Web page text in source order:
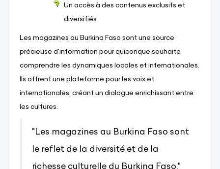
Un accès à des contenus exclusifs et
diversifiés
Les magazines au Burkina Faso sont une source
précieuse d'information pour quiconque souhaite
comprendre les dynamiques locales et internationales.
Ils offrent une plateforme pour les voix et
internationales, créant un dialogue enrichissant entre
les cultures.
"Les magazines au Burkina Faso sont
le reflet de la diversité et de la
richesse culturelle du Burkina Faso."